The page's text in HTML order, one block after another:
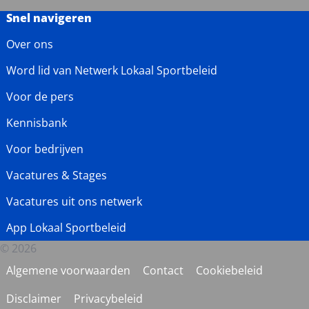
Snel navigeren
Over ons
Word lid van Netwerk Lokaal Sportbeleid
Voor de pers
Kennisbank
Voor bedrijven
Vacatures & Stages
Vacatures uit ons netwerk
App Lokaal Sportbeleid
© 2026
Algemene voorwaarden
Contact
Cookiebeleid
Disclaimer
Privacybeleid